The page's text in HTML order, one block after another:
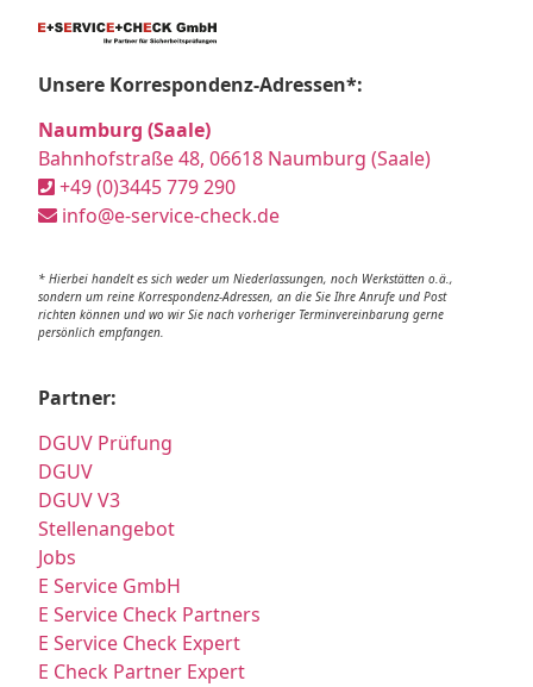
Unsere Korrespondenz-Adressen*:
Naumburg (Saale)
Bahnhofstraße 48, 06618 Naumburg (Saale)
+49 (0)3445 779 290
info@e-service-check.de
* Hierbei handelt es sich weder um Niederlassungen, noch Werkstätten o.ä.,
sondern um reine Korrespondenz-Adressen, an die Sie Ihre Anrufe und Post
richten können und wo wir Sie nach vorheriger Terminvereinbarung gerne
persönlich empfangen.
Partner:
DGUV Prüfung
DGUV
DGUV V3
Stellenangebot
Jobs
E Service GmbH
E Service Check Partners
E Service Check Expert
E Check Partner Expert